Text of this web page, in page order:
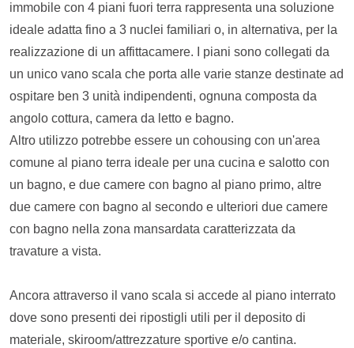
immobile con 4 piani fuori terra rappresenta una soluzione
ideale adatta fino a 3 nuclei familiari o, in alternativa, per la
realizzazione di un affittacamere. I piani sono collegati da
un unico vano scala che porta alle varie stanze destinate ad
ospitare ben 3 unità indipendenti, ognuna composta da
angolo cottura, camera da letto e bagno.
Altro utilizzo potrebbe essere un cohousing con un'area
comune al piano terra ideale per una cucina e salotto con
un bagno, e due camere con bagno al piano primo, altre
due camere con bagno al secondo e ulteriori due camere
con bagno nella zona mansardata caratterizzata da
travature a vista.
Ancora attraverso il vano scala si accede al piano interrato
dove sono presenti dei ripostigli utili per il deposito di
materiale, skiroom/attrezzature sportive e/o cantina.